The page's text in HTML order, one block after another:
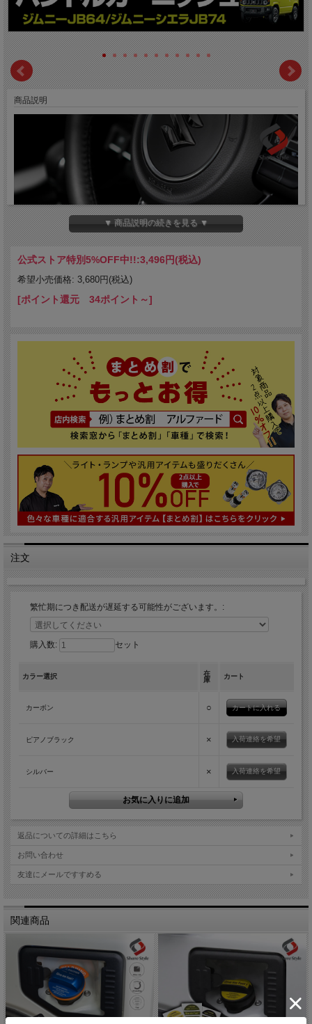
商品説明
▼ 商品説明の続きを見る ▼
公式ストア特別5%OFF中!!:3,496円(税込)
希望小売価格: 3,680円(税込)
[ポイント還元 34ポイント～]
注文
繁忙期につき配送が遅延する可能性がございます。:
購入数: セット
カラー選択
在
庫
カート
カーボン ○
ピアノブラック × 入荷連絡を希望
シルバー × 入荷連絡を希望
返品についての詳細はこちら
お問い合わせ
友達にメールですすめる
関連商品